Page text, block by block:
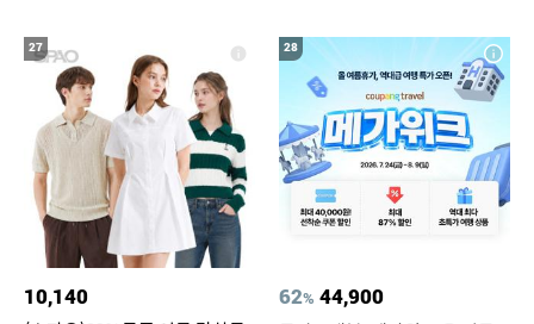
27
10,140
28
62% 44,900